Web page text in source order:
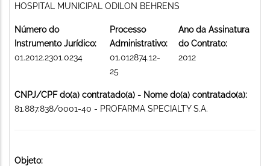
HOSPITAL MUNICIPAL ODILON BEHRENS
Número do
Instrumento Jurídico:
01.2012.2301.0234
Processo
Administrativo:
01.012874.12-
25
Ano da Assinatura
do Contrato:
2012
CNPJ/CPF do(a) contratado(a) - Nome do(a) contratado(a):
81.887.838/0001-40 - PROFARMA SPECIALTY S.A.
Objeto: